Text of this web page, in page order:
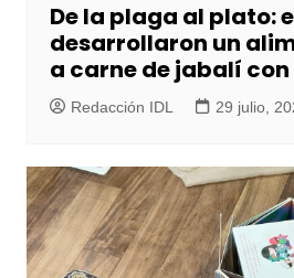
De la plaga al plato:
desarrollaron un
a carne de jabalí
Redacción IDL 29 julio,